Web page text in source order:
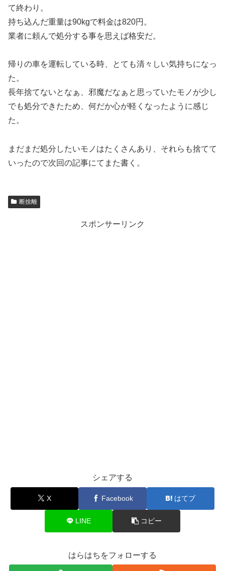
て終わり。
持ち込んだ重量は90kgで料金は820円。
業者に頼んで処分する事を思えば格安だ。
帰りの車を運転している時、とても清々しい気持ちになっ
た。
長年捨てないとなぁ、邪魔だなぁと思っていたモノが少し
でも処分できたため、何だか心が軽くなったように感じ
た。
まだまだ処分したいモノはたくさんあり、それらも捨てて
いったので次回の記事にてまた書く。
断捨離
スポンサーリンク
シェアする
X Facebook はてブ
LINE コピー
はらはちをフォローする